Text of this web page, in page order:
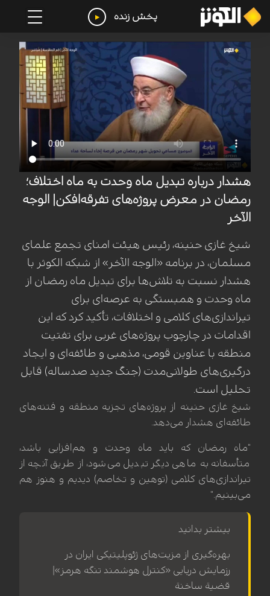
پخش زنده
هشدار درباره تبدیل ماه وحدت به ماه اختلاف؛
رمضان در معرض پروژه‌های تفرقه‌افکن| الوجه
الآخر
شیخ غازی حنینه، رئیس هیئت امنای تجمع علمای
مسلمان، در برنامه «الوجه الآخر» از شبکه الکوثر با
هشدار نسبت به تلاش‌ها برای تبدیل ماه رمضان از
ماه وحدت و همبستگی به عرصه‌ای برای
تیراندازی‌های کلامی و اختلافات، تأکید کرد که این
اقدامات در چارچوب پروژه‌های غربی برای تفتیت
منطقه با عناوین قومی، مذهبی و طائفه‌ای و ایجاد
درگیری‌های طولانی‌مدت (جنگ جدید صدساله) قابل
تحلیل است.
شیخ غازی حنینه از پروژه‌های تجزیه منطقه و فتنه‌های
طائفه‌ای هشدار می‌دهد.
"ماه رمضان که باید ماه وحدت و هم‌افزایی باشد،
متأسفانه به ماهی دیگر تبدیل می‌شود، از طریق آنچه از
تیراندازی‌های کلامی (توهین و تخاصم) دیدیم و هنوز هم
می‌بینیم."
بیشتر بدانید
بهره‌گیری از مزیت‌های ژئوپلیتیکی ایران در
رزمایش دریایی «کنترل هوشمند تنگه هرمز»|
قضیة ساخنة